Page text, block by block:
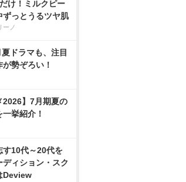
け！ミルクピー
ずっとうるツヤ肌
ーノ
ドラマも、注目
勢ぞろい！
2026】7月期夏の
挙紹介！
す10代～20代を
ディション・スク
Deview